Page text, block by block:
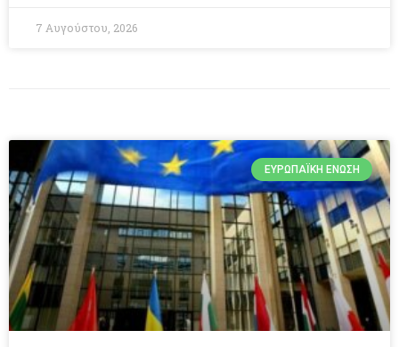
7 Αυγούστου, 2026
ΕΥΡΩΠΑΪΚΉ ΈΝΩΣΗ